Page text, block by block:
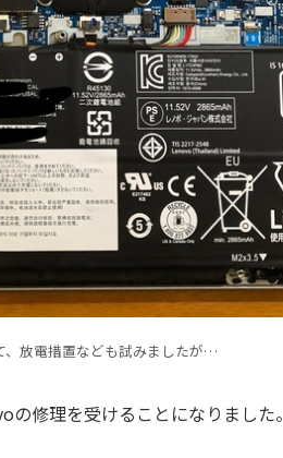
、放電措置なども試みましたが…
修理を受けることになりました。